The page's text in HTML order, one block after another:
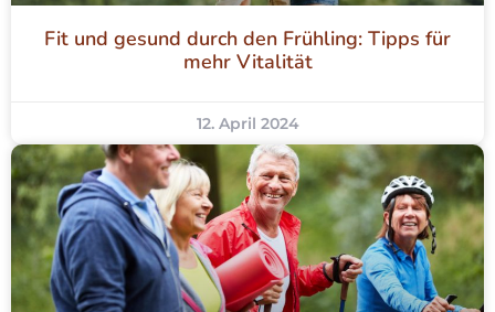
Fit und gesund durch den Frühling: Tipps für
mehr Vitalität
12. April 2024